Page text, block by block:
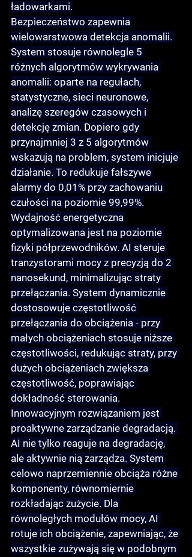
ładowarkami.
Bezpieczeństwo zapewnia
wielowarstwowa detekcja anomalii.
System stosuje równolegle 5
różnych algorytmów wykrywania
anomalii: oparte na regułach,
statystyczne, sieci neuronowe,
analizę szeregów czasowych i
detekcję zmian. Dopiero gdy
przynajmniej 3 z 5 algorytmów
wskazują na problem, system inicjuje
działanie. To redukuje fałszywe
alarmy do 0,01% przy zachowaniu
czułości na poziomie 99,99%.
Wydajność energetyczna
optymalizowana jest na poziomie
fizyki półprzewodników. AI steruje
tranzystorami mocy z precyzją do 2
nanosekund, minimalizując straty
przełączania. System dynamicznie
dostosowuje częstotliwość
przełączania do obciążenia - przy
małych obciążeniach stosuje niższe
częstotliwości, redukując straty, przy
dużych obciążeniach zwiększa
częstotliwość, poprawiając
dokładność sterowania.
Innowacyjnym rozwiązaniem jest
proaktywne zarządzanie degradacją.
AI nie tylko reaguje na degradację,
ale aktywnie nią zarządza. System
celowo naprzemiennie obciąża różne
komponenty, równomiernie
rozkładając zużycie. Dla
równoległych modułów mocy, AI
rotuje ich obciążenie, zapewniając, że
wszystkie zużywają się w podobnym